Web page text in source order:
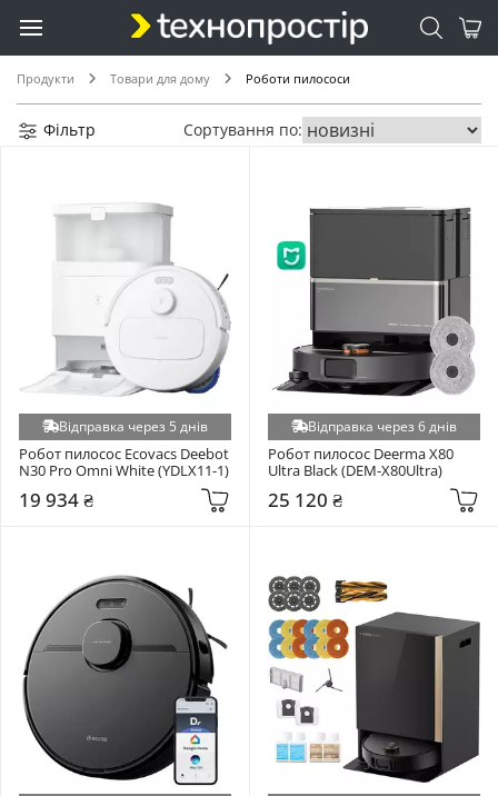
Продукти Товари для дому Роботи пилососи
Фільтр Сортування по:
Відправка через 5 днів
Робот пилосос Ecovacs Deebot
N30 Pro Omni White (YDLX11-1)
19 934 ₴
Відправка через 6 днів
Робот пилосос Deerma X80
Ultra Black (DEM-X80Ultra)
25 120 ₴